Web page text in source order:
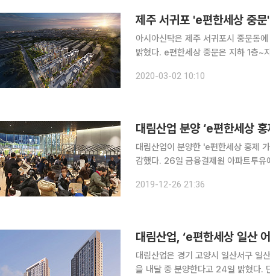
제주 서귀포 'e편한세상 중
아시아신탁은 제주 서귀포시 중문동
밝혔다. e편한세상 중문은 지하 1층~지상 10층 높이로 10개 동 280가구 규모다. 전용면적별로
평화로, 5ㆍ16도로, 중산간도로 1100
2020-03-02 10:10
대림산업 분양 ‘e편한세상
대림산업이 분양한 'e편한세상 홍제
감했다. 26일 금융결제원 아파트투유에 따르면, 이 단지는 조합원 물량과 특별공급(147세대)을 제
으로, 46세대 모집에 4958명이 청
2019-12-26 21:36
대림산업, ‘e편한세상 일산
대림산업은 경기 고양시 일산서구 일
을 내달 중 분양한다고 24일 밝혔다. 단지는 지하 4층~지상 최고 49층짜리 4개 동에 아파트와 오